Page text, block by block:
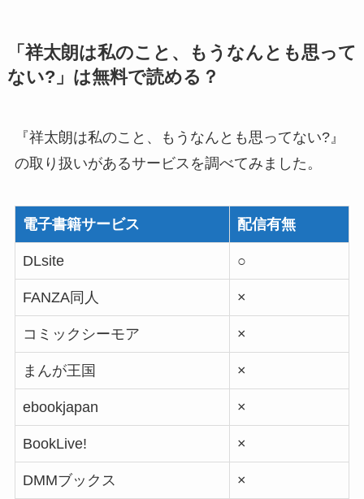
「祥太朗は私のこと、もうなんとも思って
ない?」は無料で読める？
『祥太朗は私のこと、もうなんとも思ってない?』
の取り扱いがあるサービスを調べてみました。
電子書籍サービス 配信有無
DLsite ○
FANZA同人 ×
コミックシーモア ×
まんが王国 ×
ebookjapan ×
BookLive! ×
DMMブックス ×